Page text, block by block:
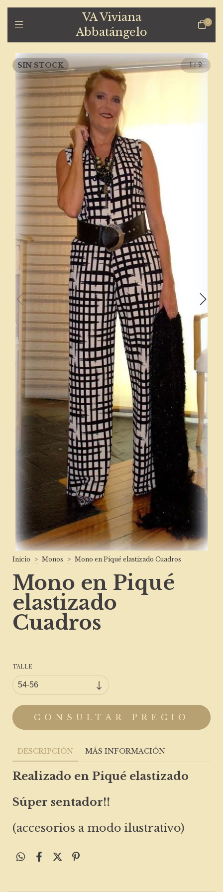
VA Viviana
Abbatángelo
0
SIN STOCK 1/2
Inicio > Monos > Mono en Piqué elastizado Cuadros
Mono en Piqué
elastizado
Cuadros
TALLE
DESCRIPCIÓN MÁS INFORMACIÓN
Realizado en Piqué elastizado
Súper sentador!!
(accesorios a modo ilustrativo)